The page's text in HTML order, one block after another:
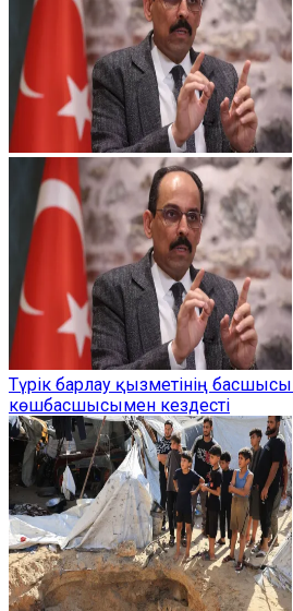
Түрік барлау қызметінің
көшбасшысымен кездесті